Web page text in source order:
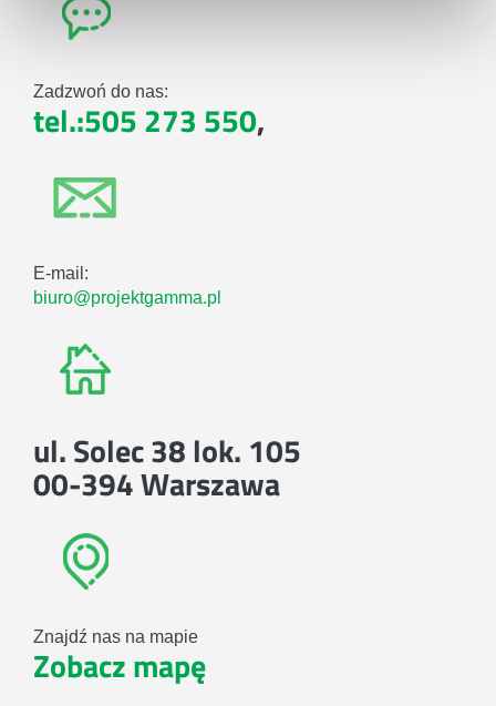
Zadzwoń do nas:
tel.:505 273 550,
E-mail:
biuro@projektgamma.pl
ul. Solec 38 lok. 105
00-394 Warszawa
Znajdź nas na mapie
Zobacz mapę